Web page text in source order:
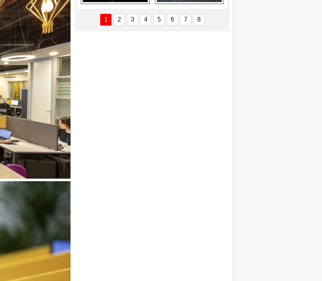
SEÇİL ÖZYANIK
Ne Değişti?
Delta uçağına
yıldırım çarptı
Ford Focus RS
(2015)
1 2 3 4 5 6 7 8